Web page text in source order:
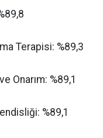
Terapisi: %89,3
Onarım: %89,1
%89,1